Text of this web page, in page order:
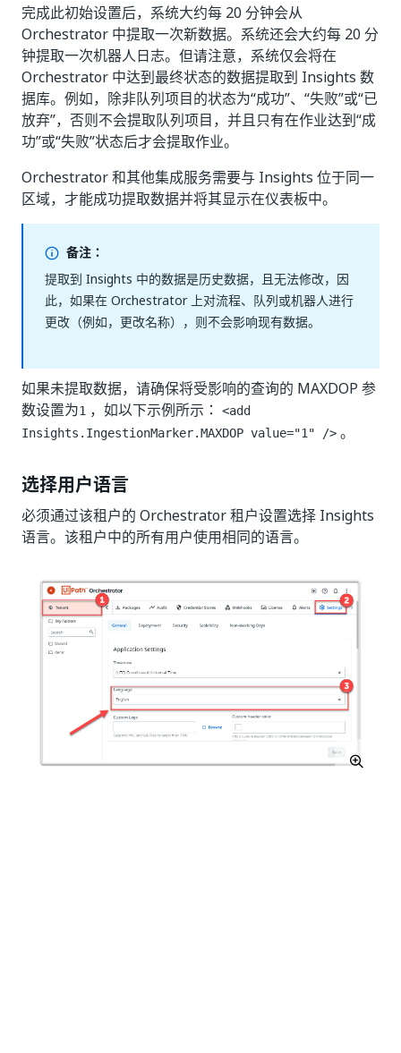
完成此初始设置后，系统大约每 20 分钟会从
Orchestrator 中提取一次新数据。系统还会大约每 20 分
钟提取一次机器人日志。但请注意，系统仅会将在
Orchestrator 中达到最终状态的数据提取到 Insights 数
据库。例如，除非队列项目的状态为“成功”、“失败”或“已
放弃”，否则不会提取队列项目，并且只有在作业达到“成
功”或“失败”状态后才会提取作业。
Orchestrator 和其他集成服务需要与 Insights 位于同一
区域，才能成功提取数据并将其显示在仪表板中。
备注：
提取到 Insights 中的数据是历史数据，且无法修改，因
此，如果在 Orchestrator 上对流程、队列或机器人进行
更改（例如，更改名称），则不会影响现有数据。
如果未提取数据，请确保将受影响的查询的 MAXDOP 参
数设置为1 ，如以下示例所示：
<add
Insights.IngestionMarker.MAXDOP value="1" /> 。
选择用户语言
必须通过该租户的 Orchestrator 租户设置选择 Insights
语言。该租户中的所有用户使用相同的语言。